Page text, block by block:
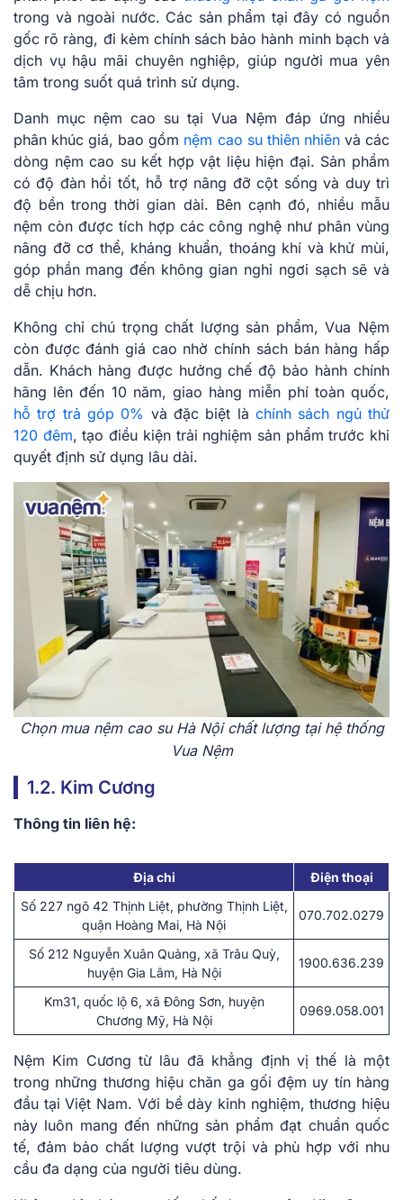
trong và ngoài nước. Các sản phẩm tại đây có nguồn
gốc rõ ràng, đi kèm chính sách bảo hành minh bạch và
dịch vụ hậu mãi chuyên nghiệp, giúp người mua yên
tâm trong suốt quá trình sử dụng.
Danh mục nệm cao su tại Vua Nệm đáp ứng nhiều
phân khúc giá, bao gồm nệm cao su thiên nhiênvà các
dòng nệm cao su kết hợp vật liệu hiện đại. Sản phẩm
có độ đàn hồi tốt, hỗ trợ nâng đỡ cột sống và duy trì
độ bền trong thời gian dài. Bên cạnh đó, nhiều mẫu
nệm còn được tích hợp các công nghệ như phân vùng
nâng đỡ cơ thể, kháng khuẩn, thoáng khí và khử mùi,
góp phần mang đến không gian nghỉ ngơi sạch sẽ và
dễ chịu hơn.
Không chỉ chú trọng chất lượng sản phẩm, Vua Nệm
còn được đánh giá cao nhờ chính sách bán hàng hấp
dẫn. Khách hàng được hưởng chế độ bảo hành chính
hãng lên đến 10 năm, giao hàng miễn phí toàn quốc,
hỗ trợ trả góp 0% và đặc biệt làchính sách ngủ thử
120 đêm, tạo điều kiện trải nghiệm sản phẩm trước khi
quyết định sử dụng lâu dài.
Chọn mua nệm cao su Hà Nội chất lượng tại hệ thống
Vua Nệm
1.2. Kim Cương
Thông tin liên hệ:
Địa chỉ
Điện thoại
Số 227 ngõ 42 Thịnh Liệt, phường Thịnh Liệt,
quận Hoàng Mai, Hà Nội
070.702.0279
Số 212 Nguyễn Xuân Quảng, xã Trâu Quỳ,
huyện Gia Lâm, Hà Nội
1900.636.239
Km31, quốc lộ 6, xã Đông Sơn, huyện
Chương Mỹ, Hà Nội
0969.058.001
Nệm Kim Cương từ lâu đã khẳng định vị thế là một
trong những thương hiệu chăn ga gối đệm uy tín hàng
đầu tại Việt Nam. Với bề dày kinh nghiệm, thương hiệu
này luôn mang đến những sản phẩm đạt chuẩn quốc
tế, đảm bảo chất lượng vượt trội và phù hợp với nhu
cầu đa dạng của người tiêu dùng.